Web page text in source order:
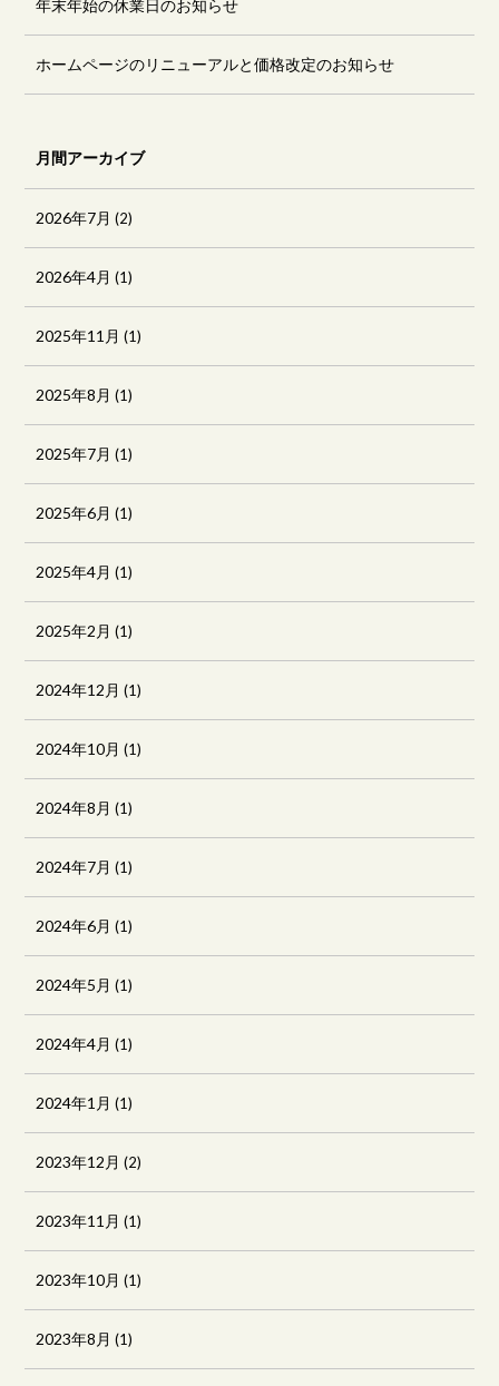
年末年始の休業日のお知らせ
ホームページのリニューアルと価格改定のお知らせ
月間アーカイブ
2026年7月 (2)
2026年4月 (1)
2025年11月 (1)
2025年8月 (1)
2025年7月 (1)
2025年6月 (1)
2025年4月 (1)
2025年2月 (1)
2024年12月 (1)
2024年10月 (1)
2024年8月 (1)
2024年7月 (1)
2024年6月 (1)
2024年5月 (1)
2024年4月 (1)
2024年1月 (1)
2023年12月 (2)
2023年11月 (1)
2023年10月 (1)
2023年8月 (1)